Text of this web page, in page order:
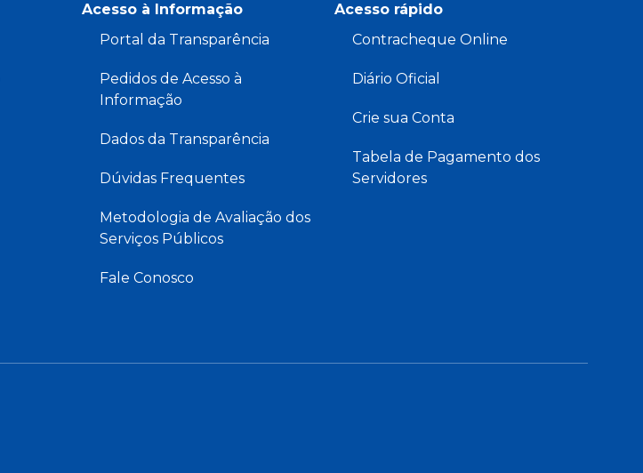
Acesso à Informação
Portal da Transparência
Pedidos de Acesso à
Informação
Dados da Transparência
Dúvidas Frequentes
Metodologia de Avaliação dos
Serviços Públicos
Fale Conosco
Acesso rápido
Contracheque Online
Diário Oficial
Crie sua Conta
Tabela de Pagamento dos
Servidores